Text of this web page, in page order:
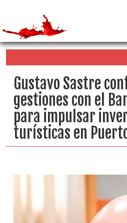
Gustavo Sastre
gestiones con el
para impulsar
turísticas en